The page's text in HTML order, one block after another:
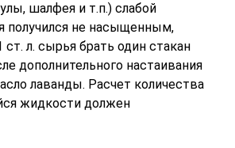
шалфея и т.п.) слабой
получился не насыщенным,
л. сырья брать один стакан
дополнительного настаивания
лаванды. Расчет количества
жидкости должен